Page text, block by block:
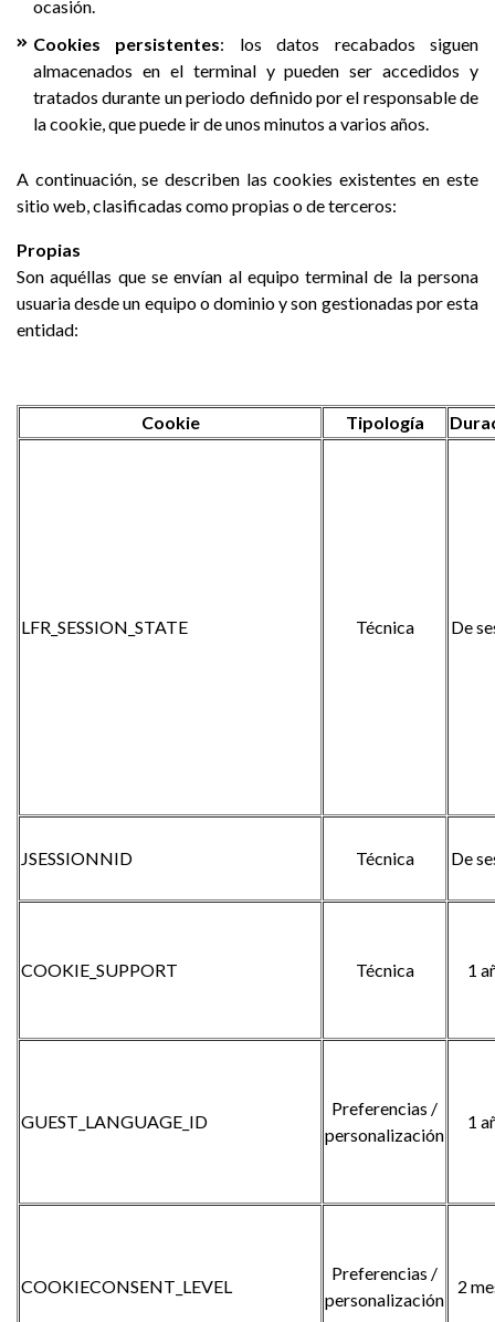
ocasión.
Cookies persistentes: los datos recabados siguen
almacenados en el terminal y pueden ser accedidos y
tratados durante un periodo definido por el responsable de
la cookie, que puede ir de unos minutos a varios años.
A continuación, se describen las cookies existentes en este
sitio web, clasificadas como propias o de terceros:
Propias
Son aquéllas que se envían al equipo terminal de la persona
usuaria desde un equipo o dominio y son gestionadas por esta
entidad:
Cookie Tipología
LFR_SESSION_STATE Técnica De
JSESSIONNID Técnica De
COOKIE_SUPPORT Técnica 1
GUEST_LANGUAGE_ID
Preferencias /
personalización
1
COOKIECONSENT_LEVEL
Preferencias /
personalización
2